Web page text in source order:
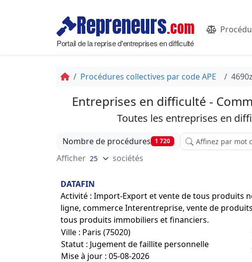
Repreneurs.com
Portail de la reprise d'entreprises en difficulté
Procédures collectives par code APE
Entreprises en difficulté -
Toutes les entreprises en
Nombre de procédures 1 720
Affinez votre
Afficher
sociétés
DATAFIN
Activité : Import-Export et vente de tous produits
ligne, commerce Interentreprise, vente de
tous produits immobiliers et financiers.
Ville : Paris (75020)
Statut : Jugement de faillite personnelle
Mise à jour : 05-08-2026